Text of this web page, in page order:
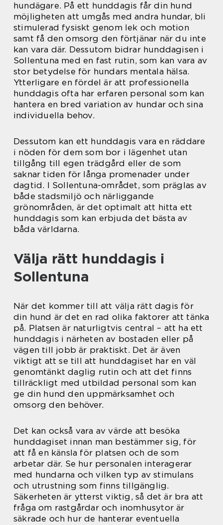
hundägare. På ett hunddagis får din hund
möjligheten att umgås med andra hundar, bli
stimulerad fysiskt genom lek och motion
samt få den omsorg den förtjänar när du inte
kan vara där. Dessutom bidrar hunddagisen i
Sollentuna med en fast rutin, som kan vara av
stor betydelse för hundars mentala hälsa.
Ytterligare en fördel är att professionella
hunddagis ofta har erfaren personal som kan
hantera en bred variation av hundar och sina
individuella behov.
Dessutom kan ett hunddagis vara en räddare
i nöden för dem som bor i lägenhet utan
tillgång till egen trädgård eller de som
saknar tiden för långa promenader under
dagtid. I Sollentuna-området, som präglas av
både stadsmiljö och närliggande
grönområden, är det optimalt att hitta ett
hunddagis som kan erbjuda det bästa av
båda världarna.
Välja rätt hunddagis i
Sollentuna
När det kommer till att välja rätt dagis för
din hund är det en rad olika faktorer att tänka
på. Platsen är naturligtvis central – att ha ett
hunddagis i närheten av bostaden eller på
vägen till jobb är praktiskt. Det är även
viktigt att se till att hunddagiset har en väl
genomtänkt daglig rutin och att det finns
tillräckligt med utbildad personal som kan
ge din hund den uppmärksamhet och
omsorg den behöver.
Det kan också vara av värde att besöka
hunddagiset innan man bestämmer sig, för
att få en känsla för platsen och de som
arbetar där. Se hur personalen interagerar
med hundarna och vilken typ av stimulans
och utrustning som finns tillgänglig.
Säkerheten är ytterst viktig, så det är bra att
fråga om rastgårdar och inomhusytor är
säkrade och hur de hanterar eventuella